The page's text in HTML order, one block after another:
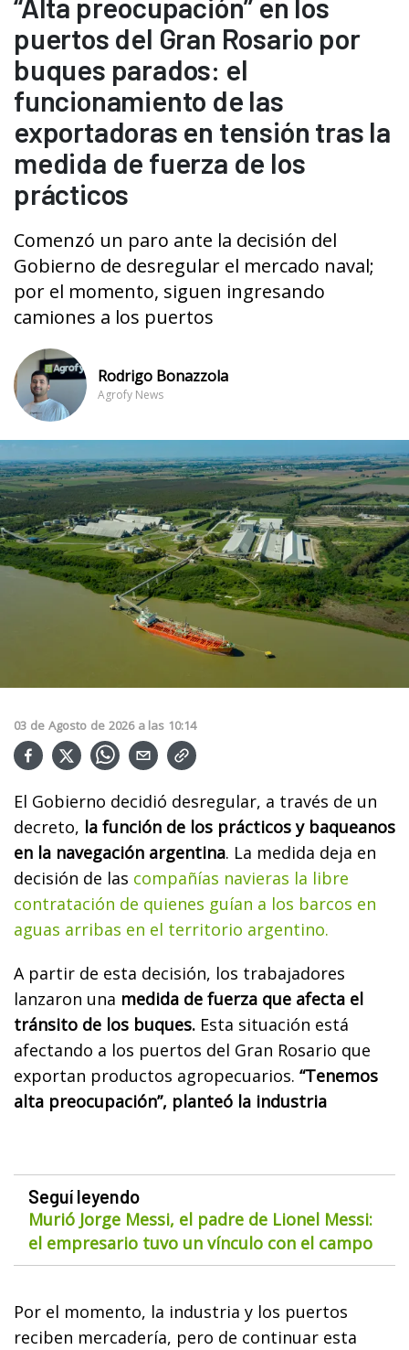
“Alta preocupación” en los
puertos del Gran Rosario por
buques parados: el
funcionamiento de las
exportadoras en tensión tras la
medida de fuerza de los
prácticos
Comenzó un paro ante la decisión del
Gobierno de desregular el mercado naval;
por el momento, siguen ingresando
camiones a los puertos
Rodrigo Bonazzola
Agrofy News
03 de Agosto de 2026 a las 10:14
El Gobierno decidió desregular, a través de un
decreto, la función de los prácticos y baqueanos
en la navegación argentina. La medida deja en
decisión de las compañías navieras la libre
contratación de quienes guían a los barcos en
aguas arribas en el territorio argentino.
A partir de esta decisión, los trabajadores
lanzaron una medida de fuerza que afecta el
tránsito de los buques. Esta situación está
afectando a los puertos del Gran Rosario que
exportan productos agropecuarios. “Tenemos
alta preocupación”, planteó la industria
Seguí leyendo
Murió Jorge Messi, el padre de Lionel Messi:
el empresario tuvo un vínculo con el campo
Por el momento, la industria y los puertos
reciben mercadería, pero de continuar esta